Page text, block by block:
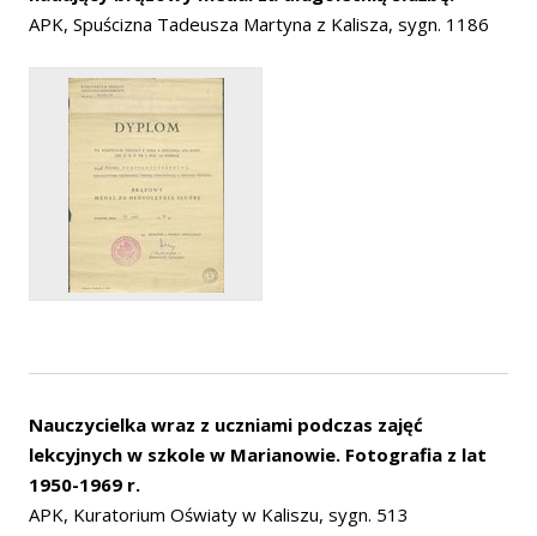
APK, Spuścizna Tadeusza Martyna z Kalisza, sygn. 1186
Nauczycielka wraz z uczniami podczas zajęć
lekcyjnych w szkole w Marianowie. Fotografia z lat
1950-1969 r.
APK, Kuratorium Oświaty w Kaliszu, sygn. 513